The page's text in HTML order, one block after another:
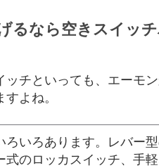
るなら空きスイッ
ッチといっても、エーモ
よね。
ろいろあります。レバー
式のロッカスイッチ、手